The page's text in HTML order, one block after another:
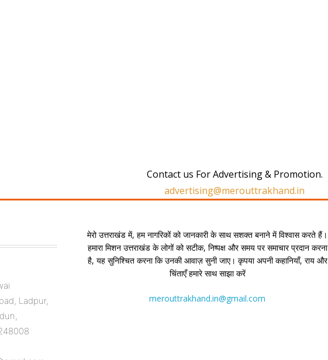
Contact us For Advertising & Promotion.
advertising@merouttrakhand.in
Ladpur,
मेरो उत्तराखंड में, हम नागरिकों को जानकारी के साथ सशक्त बनाने में विश्वास करते हैं।
हमारा मिशन उत्तराखंड के लोगों को सटीक, निष्पक्ष और समय पर समाचार प्रदान करना
है, यह सुनिश्चित करना कि उनकी आवाज़ सुनी जाए। कृपया अपनी कहानियाँ, राय और
चिंताएँ हमारे साथ साझा करें
merouttrakhand.in@gmail.com